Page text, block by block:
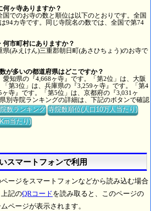
何ヶ寺ありますか？
国でのお寺の数と順位は以下のとおりです。全国
94カ寺です。同じ寺院名の数では、全国で第74
何市町村にありますか？
県(みえけん)三重郡朝日町(あさひちょう)のお寺で
が多いの都道府県はどこですか？
愛知県の『4,668ヶ寺』です。「第2位」は、大阪
第3位」は、兵庫県の『3,259ヶ寺』です。「第4
寺』です。「第5位」は、京都府の『3,031ヶ
別寺院ランキングの詳細は、下記のボタンで確認
数ランキング 寺院数順位(人口10万人当たり)
当たり)
スマートフォンで利用
ページをスマートフォンなどから読み込む場合
記のQRコード を読み取ると、このページの
ページが表示されます。